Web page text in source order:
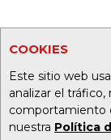
COOKIES
Este sitio web
analizar el
comportamiento
nuestra Política